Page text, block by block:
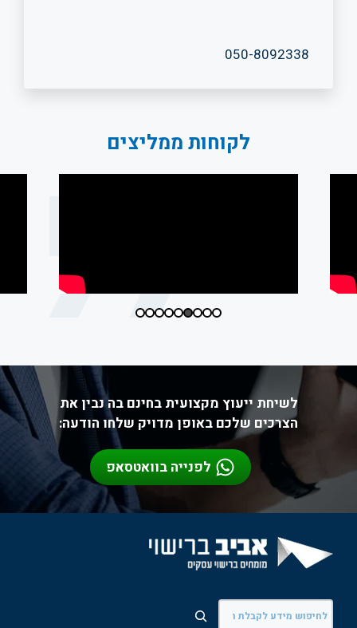
050-8092338
לקוחות ממליצים
לשיחת ייעוץ מקצועית בחינם בה נבין את
הצרכים שלכם באופן מדויק שלחו הודעה:
לפנייה בוואטסאפ
חיפוש